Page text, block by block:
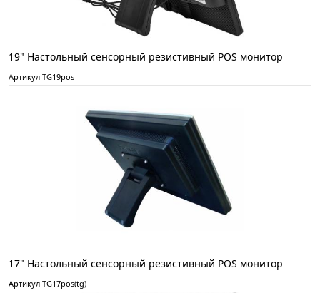
19" Настольный сенсорный резистивный POS монитор
Артикул TG19pos
17" Настольный сенсорный резистивный POS монитор
Артикул TG17pos(tg)